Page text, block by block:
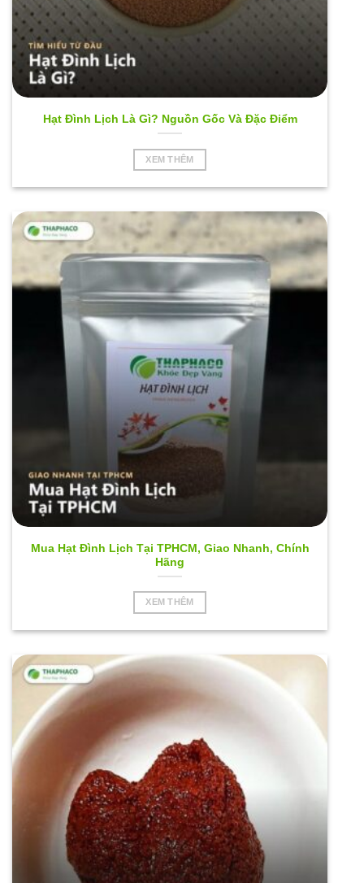
Hạt Đình Lịch Là Gì? Nguồn Gốc Và Đặc Điểm
XEM THÊM
Mua Hạt Đình Lịch Tại TPHCM, Giao Nhanh, Chính
Hãng
XEM THÊM